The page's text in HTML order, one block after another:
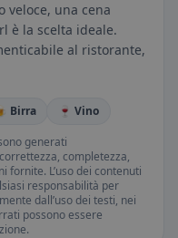
veloce, una cena
è la scelta ideale.
al ristorante,
Birra
🍷 Vino
generati
completezza,
L’uso dei contenuti
responsabilità per
dall’uso dei testi, nei
possono essere